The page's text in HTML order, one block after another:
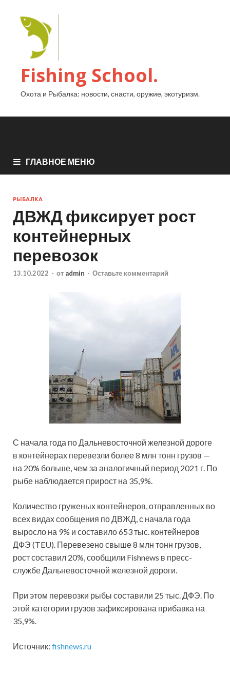
Fishing School.
Охота и Рыбалка: новости, снасти, оружие, экотуризм.
ГЛАВНОЕ МЕНЮ
РЫБАЛКА
ДВЖД фиксирует рост
контейнерных
перевозок
13.10.2022 - от admin - Оставьте комментарий
С начала года по Дальневосточной железной дороге
в контейнерах перевезли более 8 млн тонн грузов —
на 20% больше, чем за аналогичный период 2021 г. По
рыбе наблюдается прирост на 35,9%.
Количество груженых контейнеров, отправленных во
всех видах сообщения по ДВЖД, с начала года
выросло на 9% и составило 653 тыс. контейнеров
ДФЭ (TEU). Перевезено свыше 8 млн тонн грузов,
рост составил 20%, сообщили Fishnews в пресс-
службе Дальневосточной железной дороги.
При этом перевозки рыбы составили 25 тыс. ДФЭ. По
этой категории грузов зафиксирована прибавка на
35,9%.
Источник: fishnews.ru